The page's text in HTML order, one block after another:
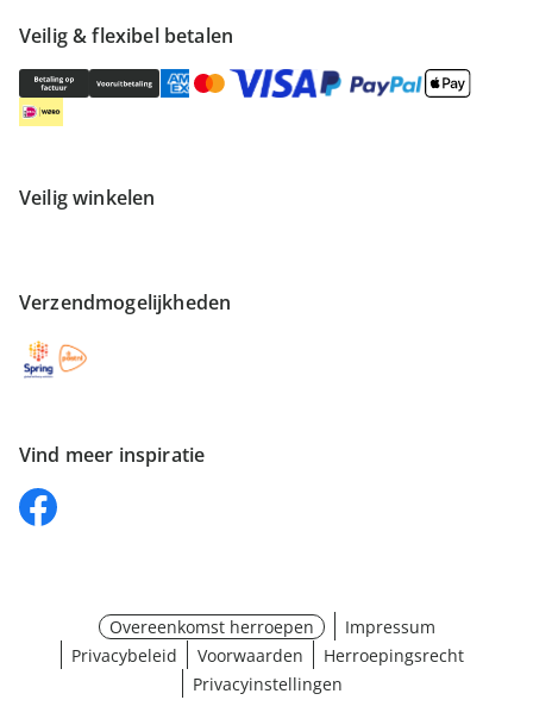
Veilig & flexibel betalen
Veilig winkelen
Verzendmogelijkheden
Vind meer inspiratie
Overeenkomst herroepen
Impressum
Privacybeleid
Voorwaarden
Herroepingsrecht
Privacyinstellingen